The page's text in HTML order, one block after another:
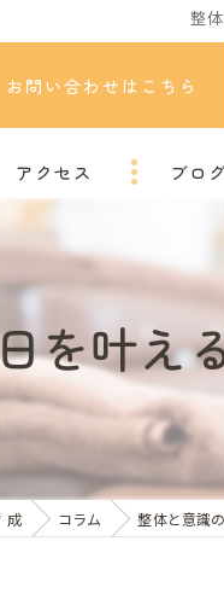
整
お問い合わせはこちら
アクセス ブロ
を叶え
成 コラム 整体と意識